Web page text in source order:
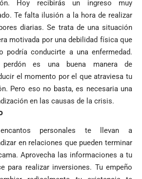
Hoy recibirás un ingreso muy
Te falta ilusión a la hora de realizar
diarias. Se trata de una situación
motivada por una debilidad física que
podría conducirte a una enfermedad.
perdón es una buena manera de
el momento por el que atraviesa tu
Pero eso no basta, es necesaria una
en las causas de la crisis.
personales te llevan a
en relaciones que pueden terminar
Aprovecha las informaciones a tu
para realizar inversiones. Tu empeño
Federico
Gutiérrez
envía
documentos
Congreso
contra la ‘paz
total’ por
criminales
1
Uribe
arremete
contra Petro y
lo
responsabiliza
por la crisis de
Colombia
Alemania no
tuvo piedad:
goleó 7-1 a un
valiente
Curazao en su
mundialista
Diócesis de
Sonsón-Rionegro
rechaza fotos
tomadas en
templo de Guarne y
ordena acto de
desagravio